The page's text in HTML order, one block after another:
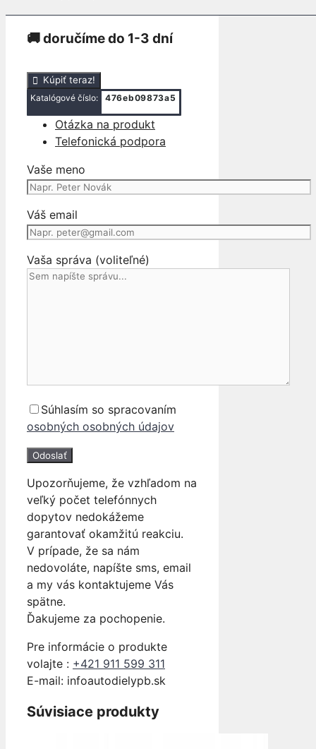
🚚 doručíme do 1-3 dní
množstvo
PÁČKY
POD
VOLANT
PÁČKY
POD
VOLANT
CIVIC
UFO
Kúpiť teraz!
Katalógové číslo: 476eb09873a5
Otázka na produkt
Telefonická podpora
Vaše meno
Váš email
Vaša správa (voliteľné)
Súhlasím so spracovaním
osobných osobných údajov
Upozorňujeme, že vzhľadom na
veľký počet telefónnych
dopytov nedokážeme
garantovať okamžitú reakciu.
V prípade, že sa nám
nedovoláte, napíšte sms, email
a my vás kontaktujeme Vás
spätne.
Ďakujeme za pochopenie.
Pre informácie o produkte
volajte : +421 911 599 311
E-mail: infoautodielypb.sk
Súvisiace produkty